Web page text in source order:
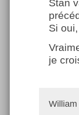
Stan
Si
je
William